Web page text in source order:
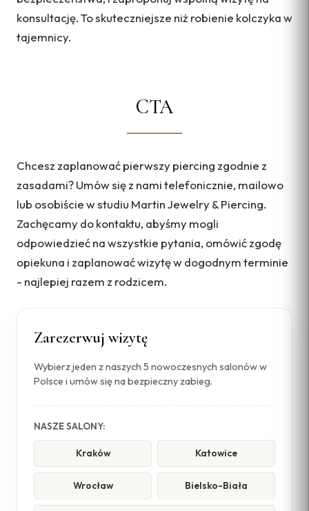
Zarezerwuj wizytę
Wybierz jeden z naszych 5 nowoczesnych salonów w
Polsce i umów się na bezpieczny zabieg.
NASZE SALONY:
Kraków Katowice
Wrocław Bielsko-Biała
konsultację. To skuteczniejsze niż robienie kolczyka w
tajemnicy.
CTA
Chcesz zaplanować pierwszy piercing zgodnie z
zasadami? Umów się z nami telefonicznie, mailowo
lub osobiście w studiu Martin Jewelry & Piercing.
Zachęcamy do kontaktu, abyśmy mogli
odpowiedzieć na wszystkie pytania, omówić zgodę
opiekuna i zaplanować wizytę w dogodnym terminie
- najlepiej razem z rodzicem.